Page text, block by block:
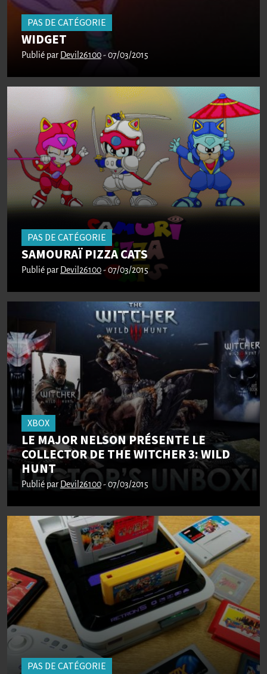
PAS DE CATÉGORIE
WIDGET
Publié par Devil26100- 07/03/2015
PAS DE CATÉGORIE
SAMOURAÏ PIZZA CATS
Publié par Devil26100- 07/03/2015
XBOX
LE MAJOR NELSON PRÉSENTE LE
COLLECTOR DE THE WITCHER 3: WILD
HUNT
Publié par Devil26100- 07/03/2015
PAS DE CATÉGORIE